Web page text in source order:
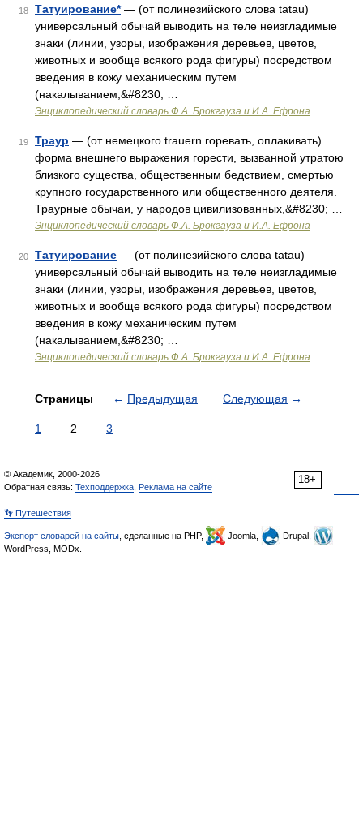
18 Татуирование*— (от полинезийского слова tatau)
универсальный обычай выводить на теле неизгладимые
знаки (линии, узоры, изображения деревьев, цветов,
животных и вообще всякого рода фигуры) посредством
введения в кожу механическим путем
(накалыванием,&#8230; …
Энциклопедический словарь Ф.А. Брокгауза и И.А. Ефрона
19 Траур — (от немецкого trauern горевать, оплакивать)
форма внешнего выражения горести, вызванной утратою
близкого существа, общественным бедствием, смертью
крупного государственного или общественного деятеля.
Траурные обычаи, у народов цивилизованных,&#8230; …
Энциклопедический словарь Ф.А. Брокгауза и И.А. Ефрона
20 Татуирование — (от полинезийского слова tatau)
универсальный обычай выводить на теле неизгладимые
знаки (линии, узоры, изображения деревьев, цветов,
животных и вообще всякого рода фигуры) посредством
введения в кожу механическим путем
(накалыванием,&#8230; …
Энциклопедический словарь Ф.А. Брокгауза и И.А. Ефрона
Страницы ← Предыдущая Следующая →
1 2 3
18+
© Академик, 2000-2026
Обратная связь: Техподдержка Реклама на сайте
👣 Путешествия
Экспорт словарей на сайты , сделанные на PHP, Joomla,
Drupal,
WordPress, MODx.